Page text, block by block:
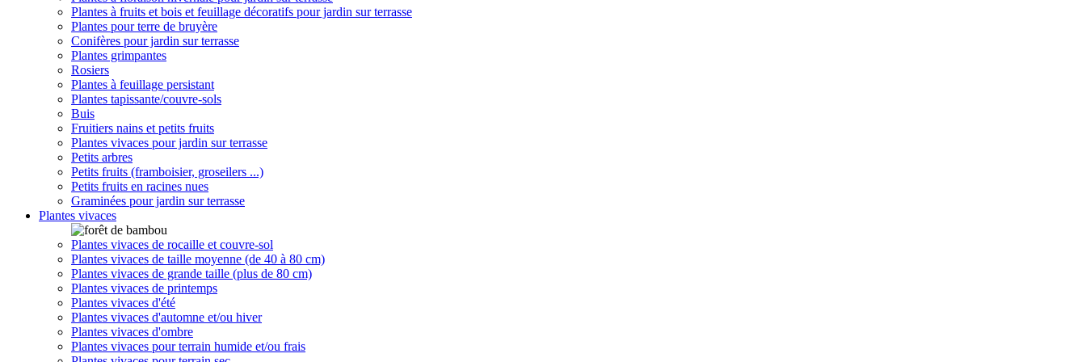
Plantes à fruits et bois et feuillage décoratifs pour jardin sur terrasse
Plantes pour terre de bruyère
Conifères pour jardin sur terrasse
Plantes grimpantes
Rosiers
Plantes à feuillage persistant
Plantes tapissante/couvre-sols
Buis
Fruitiers nains et petits fruits
Plantes vivaces pour jardin sur terrasse
Petits arbres
Petits fruits (framboisier, groseilers ...)
Petits fruits en racines nues
Graminées pour jardin sur terrasse
Plantes vivaces
Plantes vivaces de rocaille et couvre-sol
Plantes vivaces de taille moyenne (de 40 à 80 cm)
Plantes vivaces de grande taille (plus de 80 cm)
Plantes vivaces de printemps
Plantes vivaces d'été
Plantes vivaces d'automne et/ou hiver
Plantes vivaces d'ombre
Plantes vivaces pour terrain humide et/ou frais